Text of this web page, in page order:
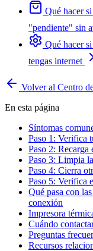
Qué hacer
"pendiente" sin
Qué hacer
tengas internet
Volver al Centro
En esta página
Síntomas
Paso 1: Verifica
Paso 2: Recarga
Paso 3: Limpia
Paso 4: Cierra
Paso 5: Verifica
Qué pasa con
conexión
Impresora
Cuándo
Preguntas
Recursos